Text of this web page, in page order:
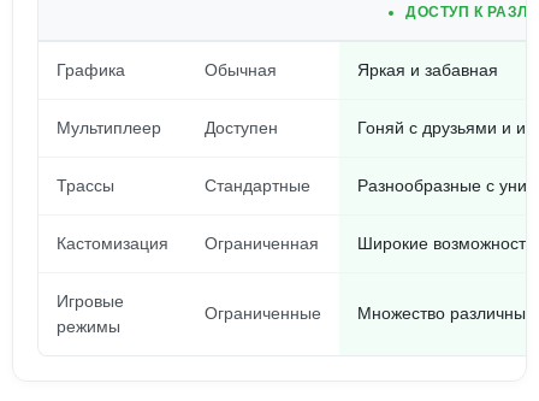
ДОСТУП К
Графика Обычная Яркая и забавная
Мультиплеер Доступен Гоняй с друзьями и
Трассы Стандартные Разнообразные с
Кастомизация Ограниченная Широкие
Игровые
режимы
Ограниченные Множество